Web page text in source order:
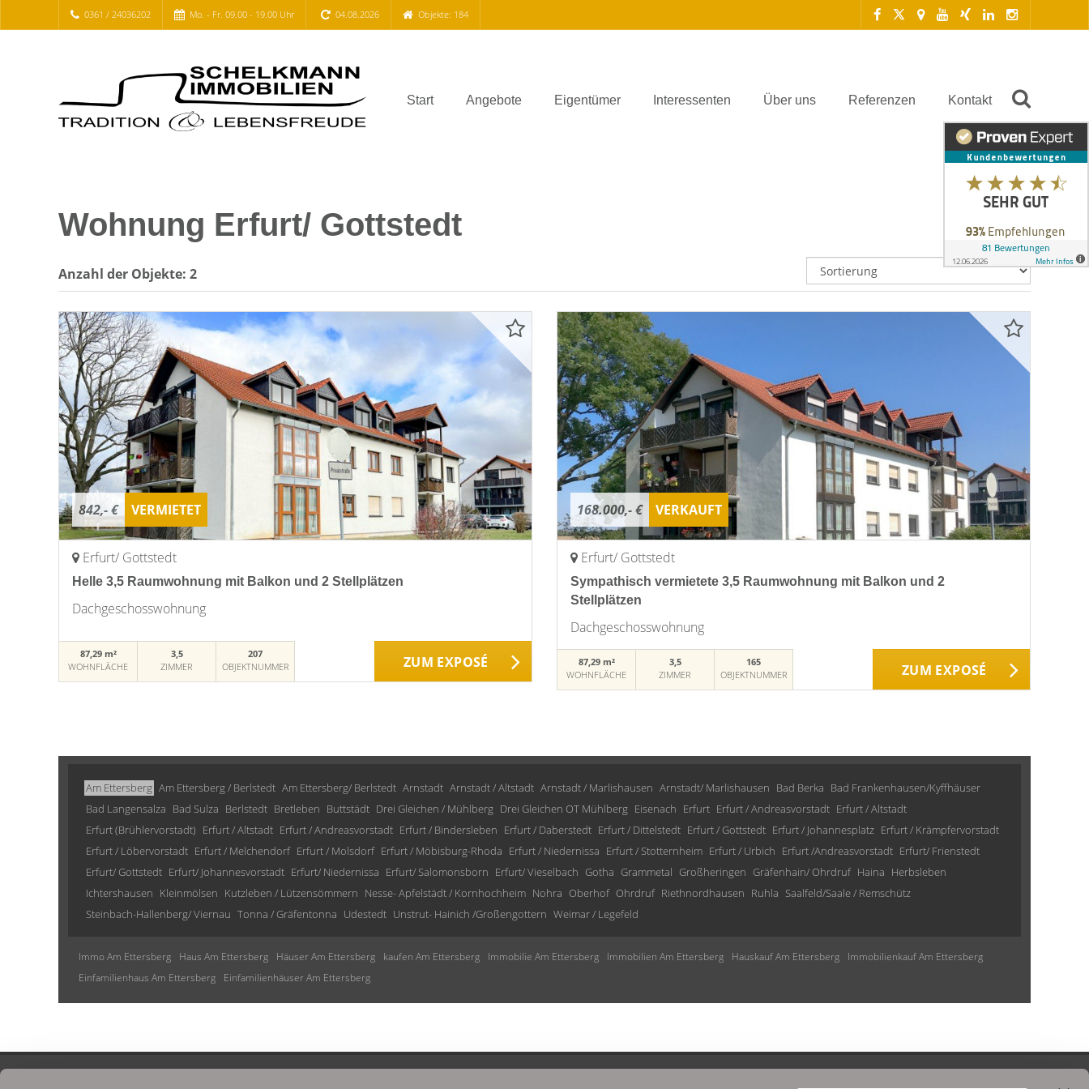
0361 / 24036202 Mo. - Fr. 09.00 - 19.00 Uhr 04.08.2026 Objekte: 184
Start Angebote Eigentümer Interessenten Über uns Referenzen Kontakt
Wohnung Erfurt/ Gottstedt
Anzahl der Objekte: 2
842,- € VERMIETET
Erfurt/ Gottstedt
Helle 3,5 Raumwohnung mit Balkon und 2 Stellplätzen
Dachgeschosswohnung
87,29 m²
WOHNFLÄCHE
3,5
ZIMMER
207
OBJEKTNUMMER
ZUM EXPOSÉ
168.000,- € VERKAUFT
Erfurt/ Gottstedt
Sympathisch vermietete 3,5 Raumwohnung mit Balkon und 2
Stellplätzen
Dachgeschosswohnung
87,29 m²
WOHNFLÄCHE
3,5
ZIMMER
165
OBJEKTNUMMER
ZUM EXPOSÉ
Am Ettersberg Am Ettersberg / Berlstedt Am Ettersberg/ Berlstedt Arnstadt Arnstadt / Altstadt Arnstadt / Marlishausen Arnstadt/ Marlishausen Bad Berka Bad Frankenhausen/Kyffhäuser
Bad Langensalza Bad Sulza Berlstedt Bretleben Buttstädt Drei Gleichen / Mühlberg Drei Gleichen OT Mühlberg Eisenach Erfurt Erfurt / Andreasvorstadt Erfurt / Altstadt
Erfurt (Brühlervorstadt) Erfurt / Altstadt Erfurt / Andreasvorstadt Erfurt / Bindersleben Erfurt / Daberstedt Erfurt / Dittelstedt Erfurt / Gottstedt Erfurt / Johannesplatz Erfurt / Krämpfervorstadt
Erfurt / Löbervorstadt Erfurt / Melchendorf Erfurt / Molsdorf Erfurt / Möbisburg-Rhoda Erfurt / Niedernissa Erfurt / Stotternheim Erfurt / Urbich Erfurt /Andreasvorstadt Erfurt/ Frienstedt
Erfurt/ Gottstedt Erfurt/ Johannesvorstadt Erfurt/ Niedernissa Erfurt/ Salomonsborn Erfurt/ Vieselbach Gotha Grammetal Großheringen Gräfenhain/ Ohrdruf Haina Herbsleben
Ichtershausen Kleinmölsen Kutzleben / Lützensömmern Nesse- Apfelstädt / Kornhochheim Nohra Oberhof Ohrdruf Riethnordhausen Ruhla Saalfeld/Saale / Remschütz
Steinbach-Hallenberg/ Viernau Tonna / Gräfentonna Udestedt Unstrut- Hainich /Großengottern Weimar / Legefeld
Immo Am Ettersberg Haus Am Ettersberg Häuser Am Ettersberg kaufen Am Ettersberg Immobilie Am Ettersberg Immobilien Am Ettersberg Hauskauf Am Ettersberg
Immobilienkauf Am Ettersberg
Einfamilienhaus Am Ettersberg
Einfamilienhäuser Am Ettersberg